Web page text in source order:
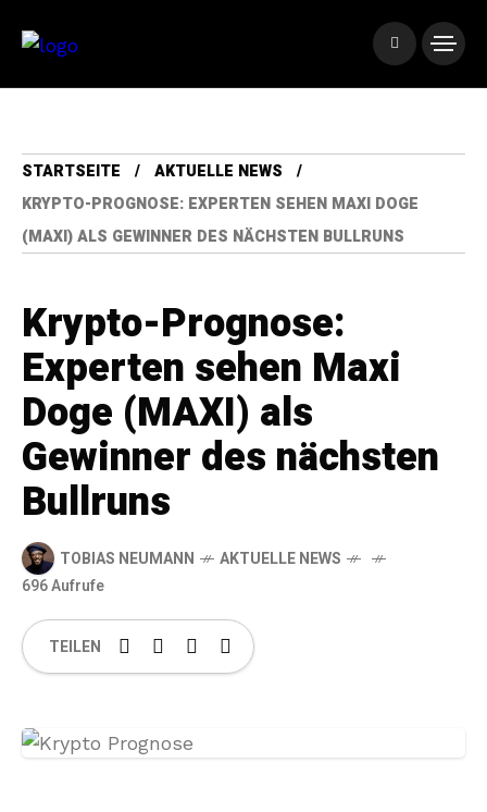
STARTSEITE
AKTUELLE NEWS
KRYPTO-PROGNOSE: EXPERTEN SEHEN MAXI DOGE
(MAXI) ALS GEWINNER DES NÄCHSTEN BULLRUNS
Krypto-Prognose:
Experten sehen Maxi
Doge (MAXI) als
Gewinner des nächsten
Bullruns
TOBIAS NEUMANN
AKTUELLE NEWS
696 Aufrufe
TEILEN